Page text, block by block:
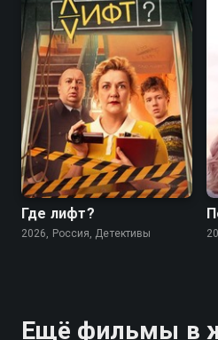
6.8 4.7
Где лифт?
2026, Россия, Детективы
Ещё фильмы в